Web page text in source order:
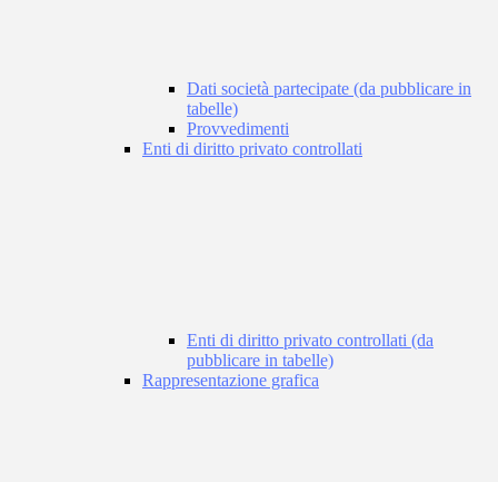
Dati società partecipate (da pubblicare in
tabelle)
Provvedimenti
Enti di diritto privato controllati
Enti di diritto privato controllati (da
pubblicare in tabelle)
Rappresentazione grafica